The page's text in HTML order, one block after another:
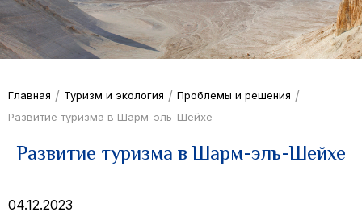
Главная / Туризм и экология / Проблемы и решения /
Развитие туризма в Шарм-эль-Шейхе
Развитие туризма в Шарм-эль-Шейхе
04.12.2023